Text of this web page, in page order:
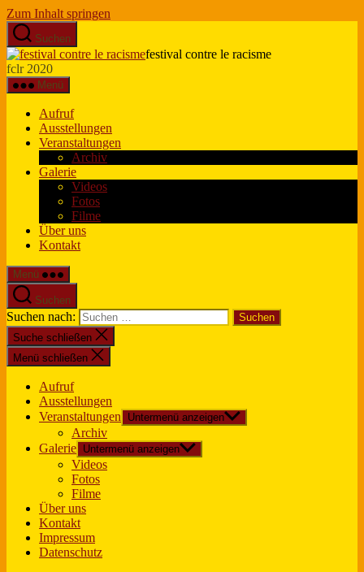
Zum Inhalt springen
Suchen
festival contre le racisme
fclr 2020
Menü
Aufruf
Ausstellungen
Veranstaltungen
Archiv
Galerie
Videos
Fotos
Filme
Über uns
Kontakt
Menü
Suchen
Suchen nach:
Suche schließen
Menü schließen
Aufruf
Ausstellungen
Veranstaltungen
Untermenü anzeigen
Archiv
Galerie Untermenü anzeigen
Videos
Fotos
Filme
Über uns
Kontakt
Impressum
Datenschutz